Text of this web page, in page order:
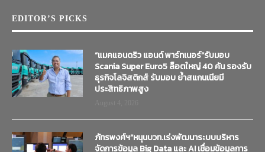
EDITOR’S PICKS
“แมคแอนดริว แอนด์ พาร์ทเนอร์”รับมอบ
Scania Super Euro5 ล็อตใหญ่ 40 คัน รองรับ
ธุรกิจโลจิสติกส์ รับมอบ ย้ำสแกนเนียมี
ประสิทธิภาพสูง
ภัทรพงศ์ฯ”หนุนบวท.เร่งพัฒนาระบบบริหาร
จัดการข้อมูล Big Data และ AI เชื่อมข้อมูลการ